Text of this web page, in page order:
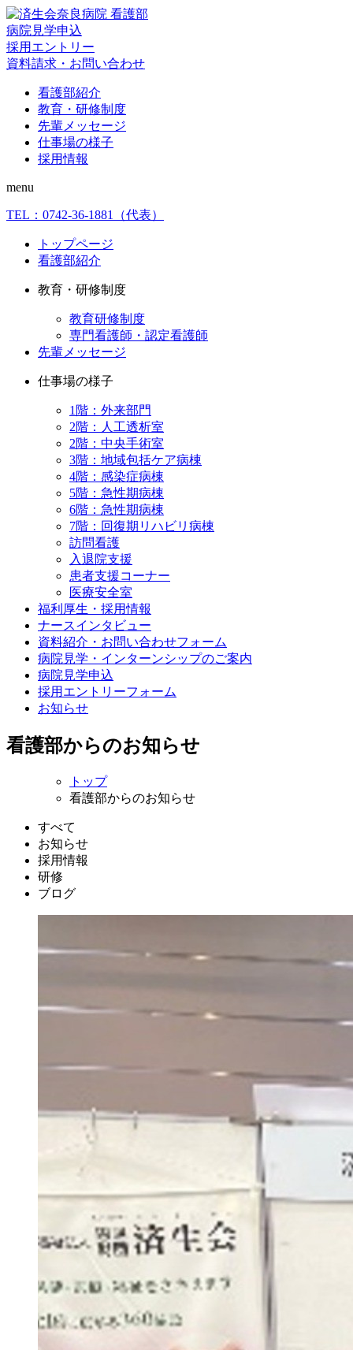
病院見学申込
採用エントリー
資料請求・お問い合わせ
看護部紹介
教育・研修制度
先輩メッセージ
仕事場の様子
採用情報
menu
TEL： 0742-36-1881 （代表）
トップページ
看護部紹介
教育・研修制度
教育研修制度
専門看護師・認定看護師
先輩メッセージ
仕事場の様子
1階：外来部門
2階：人工透析室
2階：中央手術室
3階：地域包括ケア病棟
4階：感染症病棟
5階：急性期病棟
6階：急性期病棟
7階：回復期リハビリ病棟
訪問看護
入退院支援
患者支援コーナー
医療安全室
福利厚生・採用情報
ナースインタビュー
資料紹介・お問い合わせフォーム
病院見学・インターンシップのご案内
病院見学申込
採用エントリーフォーム
お知らせ
看護部からのお知らせ
トップ
看護部からのお知らせ
すべて
お知らせ
採用情報
研修
ブログ